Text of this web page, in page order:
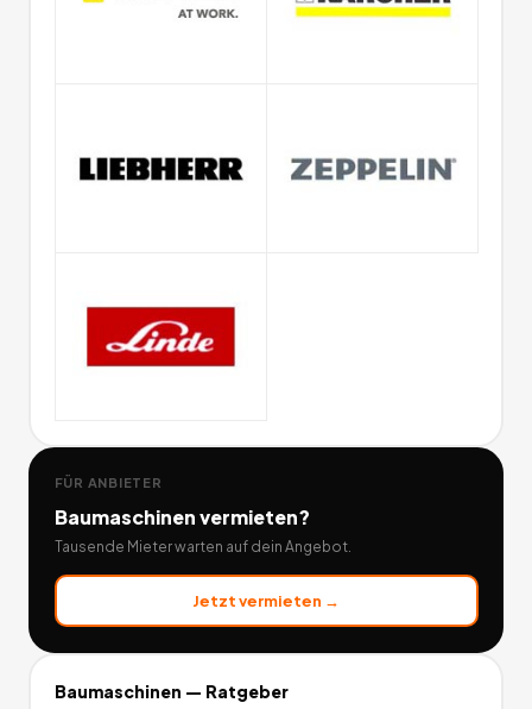
FÜR ANBIETER
Baumaschinenvermieten?
Tausende Mieter warten auf dein Angebot.
Jetzt vermieten →
Baumaschinen — Ratgeber